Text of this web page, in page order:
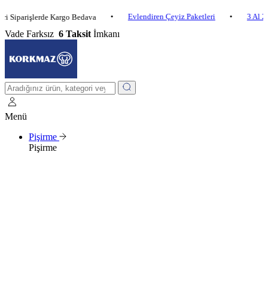
Kargo Bedava • Evlendiren Çeyiz Paketleri • 3 Al 2 Öde
Vade Farksız 6 Taksit İmkanı
Menü
Pişirme
Pişirme